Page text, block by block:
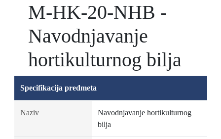
M-HK-20-NHB -
Navodnjavanje
hortikulturnog bilja
Specifikacija predmeta
Naziv
Navodnjavanje hortikulturnog
bilja